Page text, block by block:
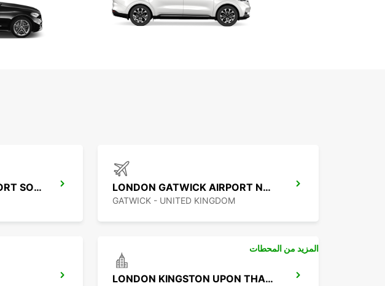
LONDON GATWICK AIRPORT SOUTH TERMINAL LONDON GATWICK AIRPORT NORTH TERMINAL
GATWICK - UNITED KINGDOM
LONDON KINGSTON UPON THAMES
المزيد من المحطات